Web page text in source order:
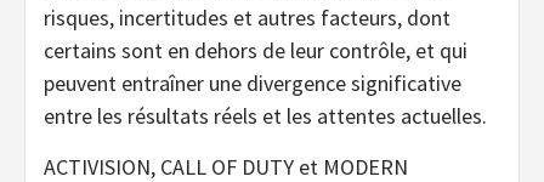
risques, incertitudes et autres facteurs, dont
certains sont en dehors de leur contrôle, et qui
peuvent entraîner une divergence significative
entre les résultats réels et les attentes actuelles.
ACTIVISION, CALL OF DUTY et MODERN